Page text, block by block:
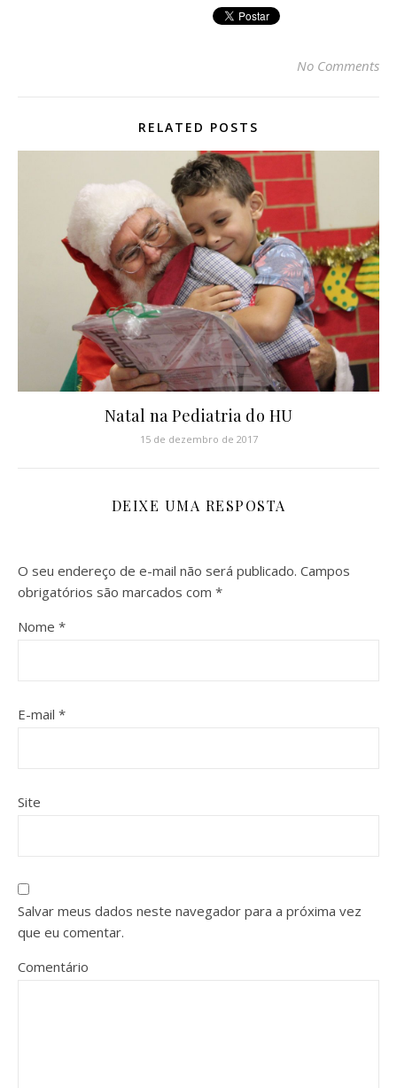
No Comments
RELATED POSTS
Natal na Pediatria do HU
15 de dezembro de 2017
DEIXE UMA RESPOSTA
O seu endereço de e-mail não será publicado. Campos
obrigatórios são marcados com *
Nome *
E-mail *
Site
Salvar meus dados neste navegador para a próxima vez
que eu comentar.
Comentário